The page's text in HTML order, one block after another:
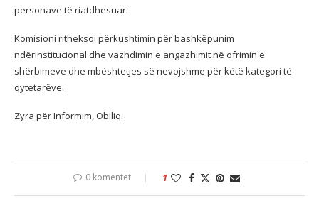
personave të riatdhesuar.
Komisioni ritheksoi përkushtimin për bashkëpunim
ndërinstitucional dhe vazhdimin e angazhimit në ofrimin e
shërbimeve dhe mbështetjes së nevojshme për këtë kategori të
qytetarëve.
Zyra për Informim, Obiliq.
0 komentet 1